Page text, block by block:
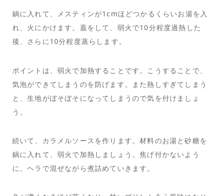
鍋に入れて、メスティンが1cmほどつかるくらいお湯を入
れ、火にかけます。蓋をして、弱火で10分程度過熱した
後、さらに10分程度蒸らします。
ポイントは、弱火で加熱することです。こうすることで、
気泡ができてしまうのを防げます。また熱しすぎてしまう
と、生地がぼそぼそになってしまうので気を付けましょ
う。
続いて、カラメルソースを作ります。材料のお湯と砂糖を
鍋に入れて、弱火で加熱しましょう。焦げ付かないよう
に、ヘラで混ぜながら煮詰めていきます。